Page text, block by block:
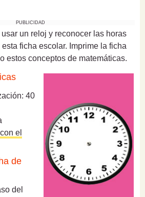
PUBLICIDAD
un reloj y reconocer las horas
ficha escolar. Imprime la ficha
estos conceptos de matemáticas.
40
el
de
del